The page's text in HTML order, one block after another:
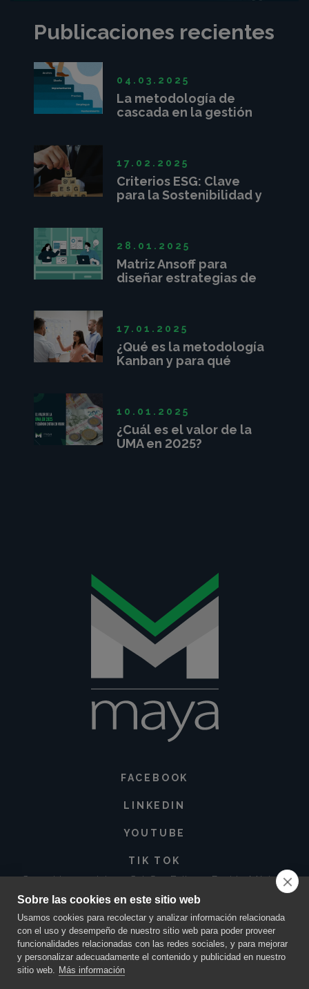
Sobre las cookies en este sitio web
Usamos cookies para recolectar y analizar información relacionada
con el uso y desempeño de nuestro sitio web para poder proveer
funcionalidades relacionadas con las redes sociales, y para mejorar
y personalizar adecuadamente el contenido y publicidad en nuestro
sitio web. Más información
Publicaciones recientes
La metodología de
cascada en la gestión
04.03.2025
Criterios ESG: Clave
para la Sostenibilidad y
17.02.2025
Matriz Ansoff para
diseñar estrategias de
28.01.2025
¿Qué es la metodología
Kanban y para qué
17.01.2025
¿Cuál es el valor de la
UMA en 2025?
10.01.2025
FACEBOOK
LINKEDIN
YOUTUBE
TIK TOK
Corregidora 213 Int. 3-3 Col. San Baltazar, Puebla. México •
72550
contacto@innovacionmaya.mx •249 163 2710